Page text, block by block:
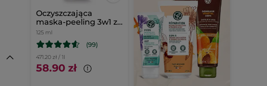
Oczyszczająca
maska-peeling 3w1 z
roślinnym węglem
125 ml
(99)
471.20 zł / 1l
58.90 zł